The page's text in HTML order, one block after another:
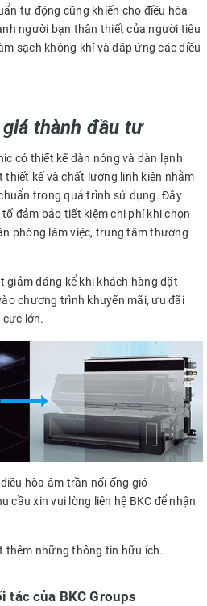
tự động cũng khiến cho điều hòa
người bạn thân thiết của người tiêu
sạch không khí và đáp ứng các điều
thành đầu tư
có thiết kế dàn nóng và dàn lạnh
thiết kế và chất lượng linh kiện nhằm
trong quá trình sử dụng. Đây
đảm bảo tiết kiệm chi phí khi chọn
phòng làm việc, trung tâm thương
giảm đáng kể khi khách hàng đặt
chương trình khuyến mãi, ưu đãi
lớn.
hòa âm trần nối ống gió
cầu xin vui lòng liên hệ BKC để nhận
thêm những thông tin hữu ích.
tác của BKC Groups